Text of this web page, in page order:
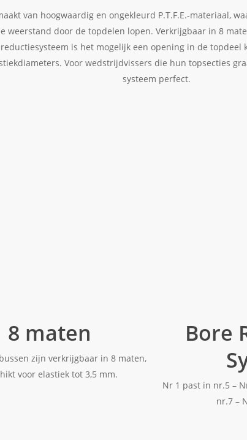
van hoogwaardig en ongekleurd P.T.F.E.-materiaal,
weerstand door de topdelen lopen. Verkrijgbaar in 8
is het mogelijk een opening in de topdeel
Voor wedstrijdvissers die hun topsecties
systeem perfect.
8 maten
zijn verkrijgbaar in 8 maten,
voor elastiek tot 3,5 mm.
Bore
Nr 1 past in nr.5 –
nr.7 –